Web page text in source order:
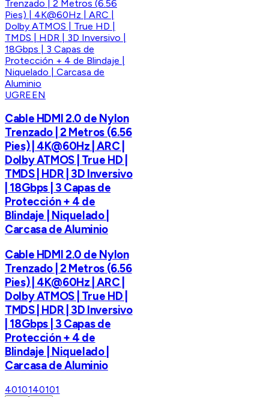
UGREEN
Cable HDMI 2.0 de Nylon
Trenzado | 2 Metros (6.56
Pies) | 4K@60Hz | ARC |
Dolby ATMOS | True HD |
TMDS | HDR | 3D Inversivo
| 18Gbps | 3 Capas de
Protección + 4 de
Blindaje | Niquelado |
Carcasa de Aluminio
Cable HDMI 2.0 de Nylon
Trenzado | 2 Metros (6.56
Pies) | 4K@60Hz | ARC |
Dolby ATMOS | True HD |
TMDS | HDR | 3D Inversivo
| 18Gbps | 3 Capas de
Protección + 4 de
Blindaje | Niquelado |
Carcasa de Aluminio
4010140101